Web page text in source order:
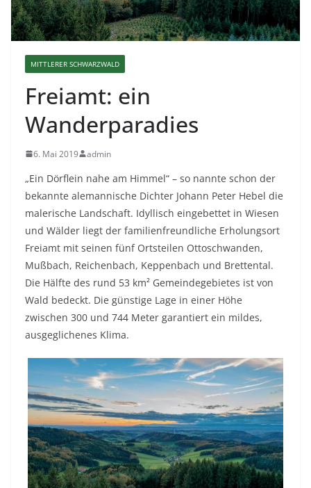
MITTLERER SCHWARZWALD
Freiamt: ein
Wanderparadies
6. Mai 2019 admin
„Ein Dörflein nahe am Himmel“ – so nannte schon der
bekannte alemannische Dichter Johann Peter Hebel die
malerische Landschaft. Idyllisch eingebettet in Wiesen
und Wälder liegt der familienfreundliche Erholungsort
Freiamt mit seinen fünf Ortsteilen Ottoschwanden,
Mußbach, Reichenbach, Keppenbach und Brettental.
Die Hälfte des rund 53 km² Gemeindegebietes ist von
Wald bedeckt. Die günstige Lage in einer Höhe
zwischen 300 und 744 Meter garantiert ein mildes,
ausgeglichenes Klima.